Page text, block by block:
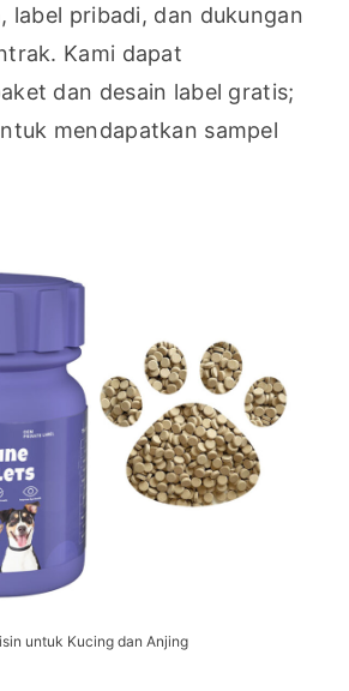
label pribadi, dan dukungan
Kami dapat
dan desain label gratis;
mendapatkan sampel
untuk Kucing dan Anjing